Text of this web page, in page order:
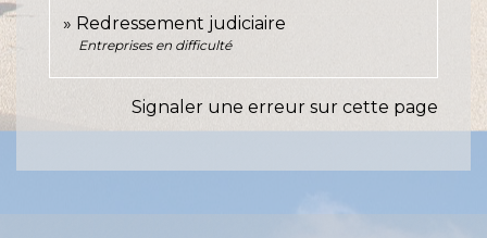
Redressement judiciaire
Entreprises en difficulté
Signaler une erreur sur cette page